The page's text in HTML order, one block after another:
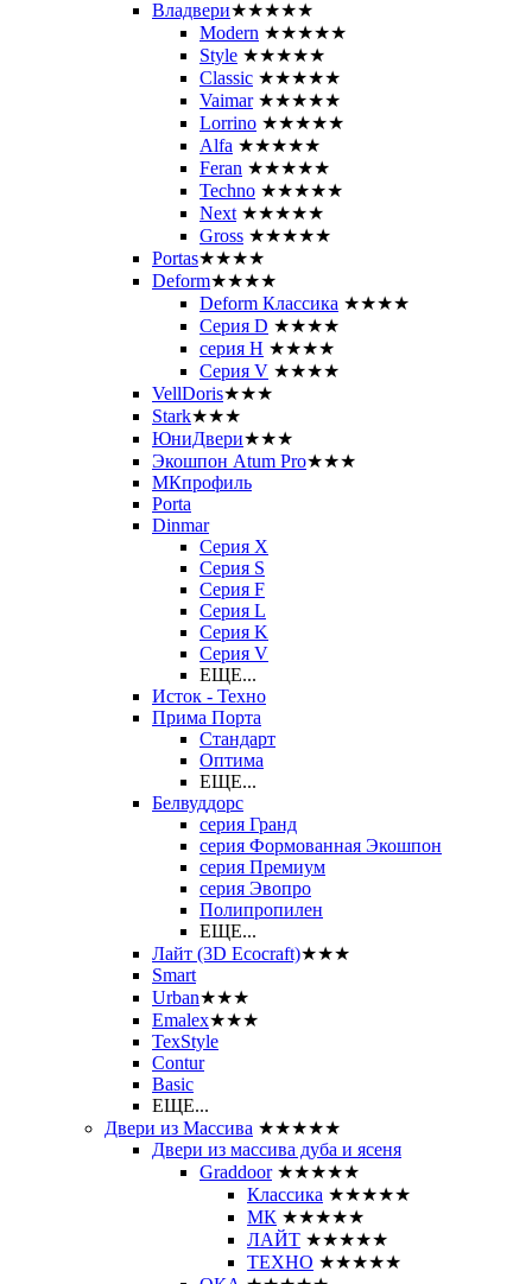
Владвери★★★★★
Modern ★★★★★
Style ★★★★★
Classic ★★★★★
Vaimar ★★★★★
Lorrino ★★★★★
Alfa ★★★★★
Feran ★★★★★
Techno ★★★★★
Next ★★★★★
Gross ★★★★★
Portas★★★★
Deform★★★★
Deform Классика ★★★★
Серия D ★★★★
серия H ★★★★
Серия V ★★★★
VellDoris★★★
Stark★★★
ЮниДвери★★★
Экошпон Atum Pro★★★
МКпрофиль
Porta
Dinmar
Серия X
Серия S
Серия F
Серия L
Серия K
Серия V
ЕЩЕ...
Исток - Техно
Прима Порта
Стандарт
Оптима
ЕЩЕ...
Белвуддорс
серия Гранд
серия Формованная Экошпон
серия Премиум
серия Эвопро
Полипропилен
ЕЩЕ...
Лайт (3D Ecocraft)★★★
Smart
Urban★★★
Emalex★★★
TexStyle
Contur
Basic
ЕЩЕ...
Двери из Массива ★★★★★
Двери из массива дуба и ясеня
Graddoor ★★★★★
Классика ★★★★★
МК ★★★★★
ЛАЙТ ★★★★★
ТЕХНО ★★★★★